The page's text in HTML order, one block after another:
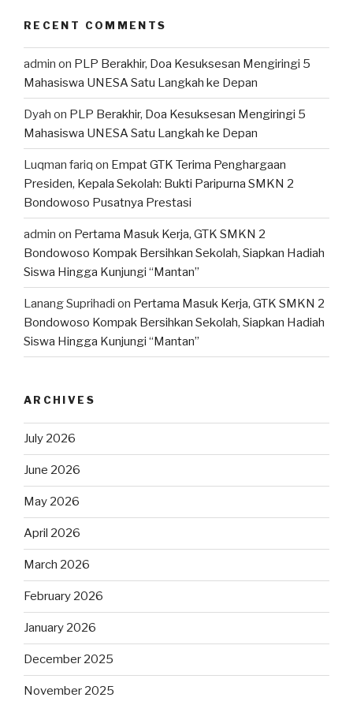
RECENT COMMENTS
admin on PLP Berakhir, Doa Kesuksesan Mengiringi 5
Mahasiswa UNESA Satu Langkah ke Depan
Dyah on PLP Berakhir, Doa Kesuksesan Mengiringi 5
Mahasiswa UNESA Satu Langkah ke Depan
Luqman fariq on Empat GTK Terima Penghargaan
Presiden, Kepala Sekolah: Bukti Paripurna SMKN 2
Bondowoso Pusatnya Prestasi
admin on Pertama Masuk Kerja, GTK SMKN 2
Bondowoso Kompak Bersihkan Sekolah, Siapkan Hadiah
Siswa Hingga Kunjungi “Mantan”
Lanang Suprihadi on Pertama Masuk Kerja, GTK SMKN 2
Bondowoso Kompak Bersihkan Sekolah, Siapkan Hadiah
Siswa Hingga Kunjungi “Mantan”
ARCHIVES
July 2026
June 2026
May 2026
April 2026
March 2026
February 2026
January 2026
December 2025
November 2025